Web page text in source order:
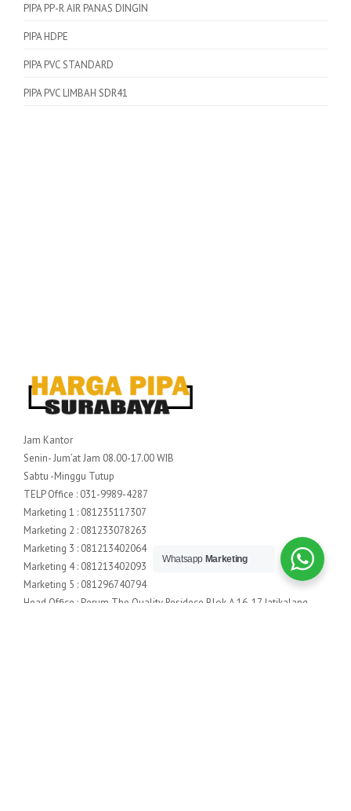
PIPA PP-R AIR PANAS DINGIN
PIPA HDPE
PIPA PVC STANDARD
PIPA PVC LIMBAH SDR41
Jam Kantor
Senin- Jum’at Jam 08.00-17.00 WIB
Sabtu -Minggu Tutup
TELP Office : 031-9989-4287
Marketing 1 : 081235117307
Marketing 2 : 081233078263
Marketing 3 : 081213402064
Marketing 4 : 081213402093
Marketing 5 : 081296740794
Head Office : Perum The Quality Residece Blok A 16-17 Jatikalang
Whatsapp Marketing